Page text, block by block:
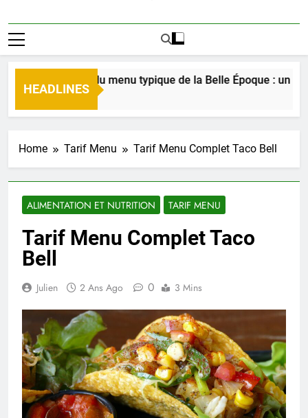
HEADLINES
Découverte du menu typique de la Belle Époque : un
2 Jours Ago
Home Tarif Menu Tarif Menu Complet Taco Bell
ALIMENTATION ET NUTRITION TARIF MENU
Tarif Menu Complet Taco
Bell
Julien 2 Ans Ago 0 3 Mins